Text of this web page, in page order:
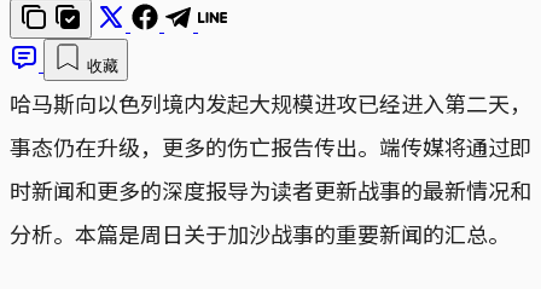
收藏
哈马斯向以色列境内发起大规模进攻已经进入第二天，
事态仍在升级，更多的伤亡报告传出。端传媒将通过即
时新闻和更多的深度报导为读者更新战事的最新情况和
分析。本篇是周日关于加沙战事的重要新闻的汇总。